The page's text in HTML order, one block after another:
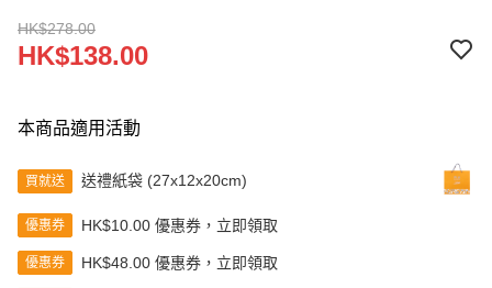
HK$278.00
HK$138.00
本商品適用活動
買就送 送禮紙袋 (27x12x20cm)
優惠券 HK$10.00 優惠券，立即領取
優惠券 HK$48.00 優惠券，立即領取